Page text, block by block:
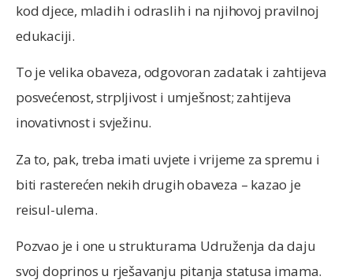
kod djece, mladih i odraslih i na njihovoj pravilnoj
edukaciji.
To je velika obaveza, odgovoran zadatak i zahtijeva
posvećenost, strpljivost i umješnost; zahtijeva
inovativnost i svježinu.
Za to, pak, treba imati uvjete i vrijeme za spremu i
biti rasterećen nekih drugih obaveza – kazao je
reisul-ulema.
Pozvao je i one u strukturama Udruženja da daju
svoj doprinos u rješavanju pitanja statusa imama.